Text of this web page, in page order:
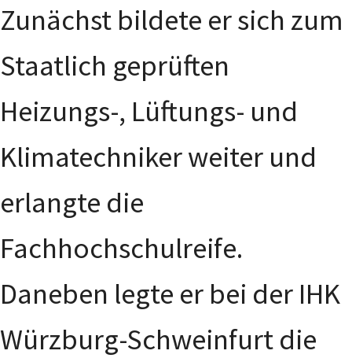
Zunächst bildete er sich zum
Staatlich geprüften
Heizungs-, Lüftungs- und
Klimatechniker weiter und
erlangte die
Fachhochschulreife.
Daneben legte er bei der IHK
Würzburg-Schweinfurt die